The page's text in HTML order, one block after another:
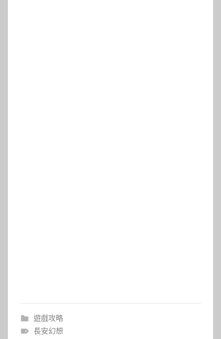
遊戲攻略
長安幻想